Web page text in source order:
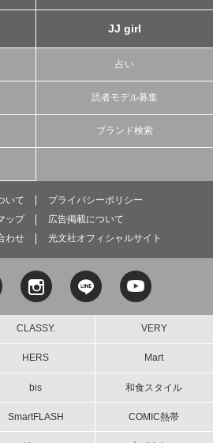
JJ girl
占い
読者モデル募集
ブランド検索
いて
プライバシーポリシー
ップ
広告掲載について
わせ
光文社オフィシャルサイト
CLASSY. VERY
HERS Mart
bis 和食スタイル
SmartFLASH COMIC熱帯